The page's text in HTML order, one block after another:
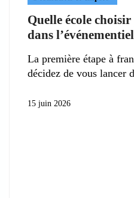
Quelle école
dans
La première étape à
décidez de vous lancer
15 juin 2026